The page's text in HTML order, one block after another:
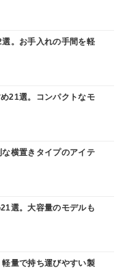
。お手入れの手間を軽
21選。コンパクトなモ
横置きタイプのアイテ
選。大容量のモデルも
量で持ち運びやすい製